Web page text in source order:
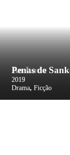
Prestes
2018
Drama, Ficção
Ao Lado
2017
Drama, Ficção
Penas de
2019
Drama, Ficção